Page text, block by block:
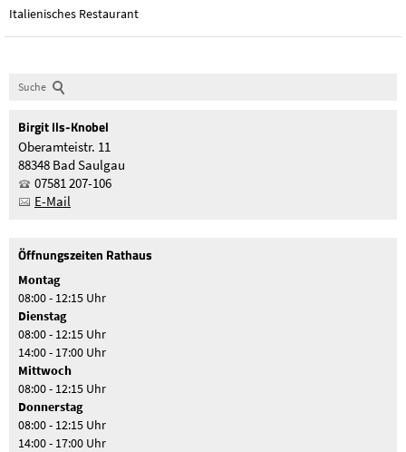
Italienisches Restaurant
Suche
BirgitIls-Knobel
Oberamteistr. 11
88348 Bad Saulgau
07581 207-106
E-Mail
Öffnungszeiten Rathaus
Montag
08:00 - 12:15 Uhr
Dienstag
08:00 - 12:15 Uhr
14:00 - 17:00 Uhr
Mittwoch
08:00 - 12:15 Uhr
Donnerstag
08:00 - 12:15 Uhr
14:00 - 17:00 Uhr